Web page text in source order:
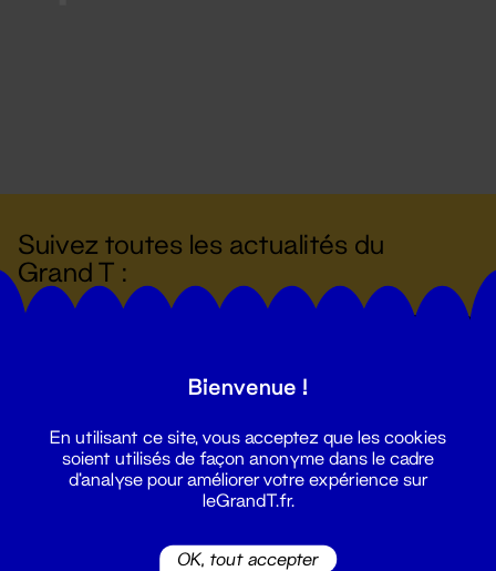
Suivez toutes les actualités du
Grand T :
Bienvenue !
En utilisant ce site, vous acceptez que les cookies
soient utilisés de façon anonyme dans le cadre
d'analyse pour améliorer votre expérience sur
leGrandT.fr.
OK, tout accepter